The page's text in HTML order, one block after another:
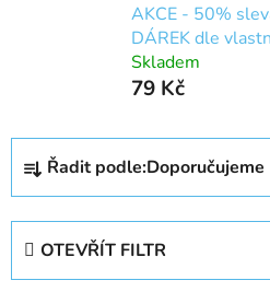
AKCE - 50%
DÁREK dle
Skladem
79 Kč
Ř
z
Řadit podle:Doporučujeme
OTEVŘÍT FILTR